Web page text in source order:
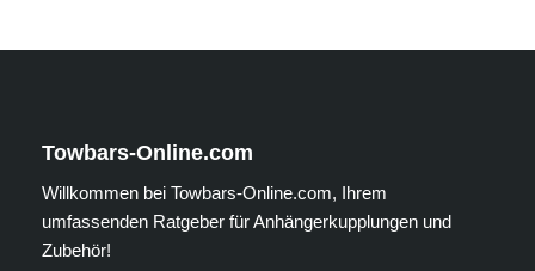
Towbars-Online.com
Willkommen bei Towbars-Online.com, Ihrem
umfassenden Ratgeber für Anhängerkupplungen und
Zubehör!